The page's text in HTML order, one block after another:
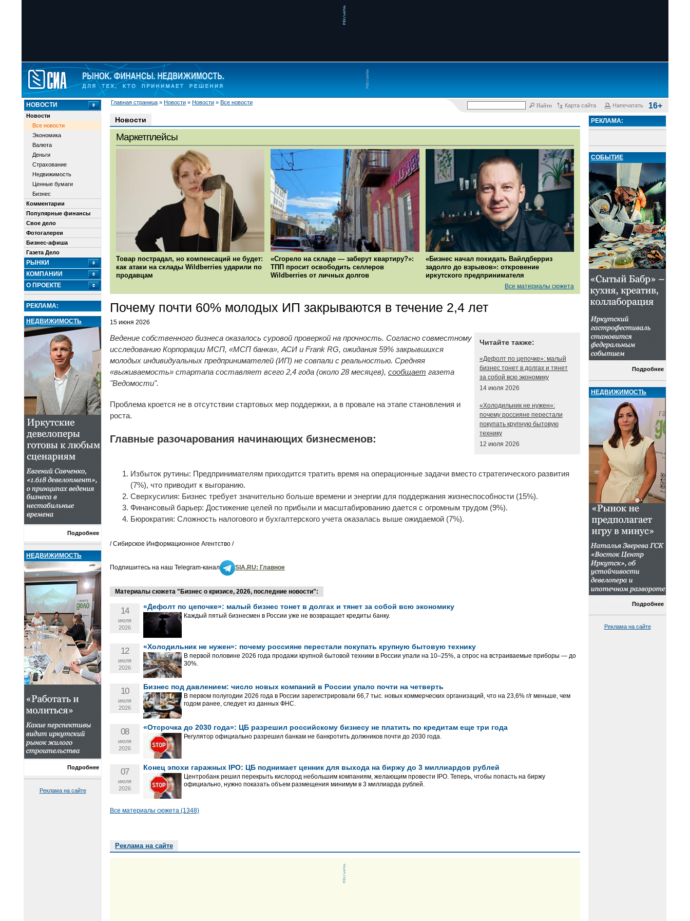
Главная страница » Новости » Новости » Все новости
Карта сайта Напечатать 16+
НОВОСТИ
Новости
Все новости
Экономика
Валюта
Деньги
Страхование
Недвижимость
Ценные бумаги
Бизнес
Комментарии
Популярные финансы
Свое дело
Фотогалереи
Бизнес-афиша
Газета Дело
РЫНКИ
КОМПАНИИ
О ПРОЕКТЕ
РЕКЛАМА:
НЕДВИЖИМОСТЬ
Подробнее
НЕДВИЖИМОСТЬ
Подробнее
Реклама на сайте
Новости
Маркетплейсы
Товар пострадал, но компенсаций не будет:
как атаки на склады Wildberries ударили по
продавцам
«Сгорело на складе — заберут квартиру?»:
ТПП просит освободить селлеров
Wildberries от личных долгов
«Бизнес начал покидать Вайлдберриз
задолго до взрывов»: откровение
иркутского предпринимателя
Все материалы сюжета
Почему почти 60% молодых ИП закрываются в течение 2,4 лет
15 июня 2026
Читайте также:
«Дефолт по цепочке»: малый
бизнес тонет в долгах и тянет
за собой всю экономику
14 июля 2026
«Холодильник не нужен»:
почему россияне перестали
покупать крупную бытовую
технику
12 июля 2026
Ведение собственного бизнеса оказалось суровой проверкой на прочность. Согласно совместному
исследованию Корпорации МСП, «МСП банка», АСИ и Frank RG, ожидания 59% закрывшихся
молодых индивидуальных предпринимателей (ИП) не совпали с реальностью. Средняя
«выживаемость» стартапа составляет всего 2,4 года (около 28 месяцев), сообщает газета
"Ведомости".
Проблема кроется не в отсутствии стартовых мер поддержки, а в провале на этапе становления и
роста.
Главные разочарования начинающих бизнесменов:
Избыток рутины: Предпринимателям приходится тратить время на операционные задачи вместо стратегического развития
(7%), что приводит к выгоранию.
Сверхусилия: Бизнес требует значительно больше времени и энергии для поддержания жизнеспособности (15%).
Финансовый барьер: Достижение целей по прибыли и масштабированию дается с огромным трудом (9%).
Бюрократия: Сложность налогового и бухгалтерского учета оказалась выше ожидаемой (7%).
/ Сибирское Информационное Агентство /
Подпишитесь на наш Telegram-канал SIA.RU: Главное
Материалы сюжета "Бизнес о кризисе, 2026, последние новости":
14
июля
2026
«Дефолт по цепочке»: малый бизнес тонет в долгах и тянет за собой всю экономику
Каждый пятый бизнесмен в России уже не возвращает кредиты банку.
12
июля
2026
«Холодильник не нужен»: почему россияне перестали покупать крупную бытовую технику
В первой половине 2026 года продажи крупной бытовой техники в России упали на 10–25%, а спрос на встраиваемые приборы — до
30%.
10
июля
2026
Бизнес под давлением: число новых компаний в России упало почти на четверть
В первом полугодии 2026 года в России зарегистрировали 66,7 тыс. новых коммерческих организаций, что на 23,6% г/г меньше, чем
годом ранее, следует из данных ФНС.
08
июля
2026
«Отсрочка до 2030 года»: ЦБ разрешил российскому бизнесу не платить по кредитам еще три года
Регулятор официально разрешил банкам не банкротить должников почти до 2030 года.
07
июля
2026
Конец эпохи гаражных IPO: ЦБ поднимает ценник для выхода на биржу до 3 миллиардов рублей
Центробанк решил перекрыть кислород небольшим компаниям, желающим провести IPO. Теперь, чтобы попасть на биржу
официально, нужно показать объем размещения минимум в 3 миллиарда рублей.
Все материалы сюжета (1348)
Реклама на сайте
РЕКЛАМА:
СОБЫТИЕ
Подробнее
НЕДВИЖИМОСТЬ
Подробнее
Реклама на сайте